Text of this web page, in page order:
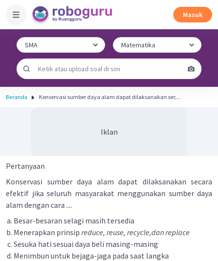
Masuk
Beranda Konservasi sumber daya alam dapat dilaksanakan sec...
Iklan
Pertanyaan
Konservasi sumber daya alam dapat dilaksanakan secara
efektif jika seluruh masyarakat menggunakan sumber daya
alam dengan cara ....
Besar-besaran selagi masih tersedia
Menerapkan prinsip reduce, reuse, recycle,dan replace
Sesuka hati sesuai daya beli masing-masing
Menimbun untuk bejaga-jaga pada saat langka